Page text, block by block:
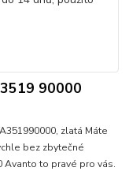
90000
zlatá Máte
bez zbytečné
Avanto to pravé pro vás.